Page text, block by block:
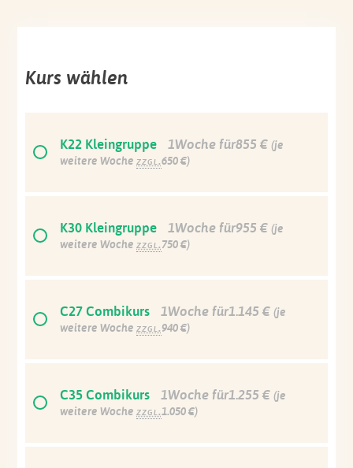
Kurs wählen
K22 Kleingruppe 1Woche für855 € (je
weitere Woche zzgl.650 €)
K30 Kleingruppe 1Woche für955 € (je
weitere Woche zzgl.750 €)
C27 Combikurs 1Woche für1.145 € (je
weitere Woche zzgl.940 €)
C35 Combikurs 1Woche für1.255 € (je
weitere Woche zzgl.1.050 €)